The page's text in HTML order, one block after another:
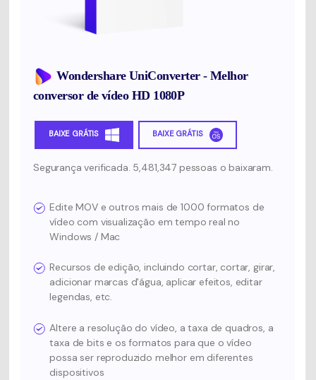
Wondershare UniConverter - Melhor
conversor de vídeo HD 1080P
BAIXE GRÁTIS BAIXE GRÁTIS
Segurança verificada. 5,481,347 pessoas o baixaram.
Edite MOV e outros mais de 1000 formatos de
vídeo com visualização em tempo real no
Windows / Mac
Recursos de edição, incluindo cortar, cortar, girar,
adicionar marcas d'água, aplicar efeitos, editar
legendas, etc.
Altere a resolução do vídeo, a taxa de quadros, a
taxa de bits e os formatos para que o vídeo
possa ser reproduzido melhor em diferentes
dispositivos